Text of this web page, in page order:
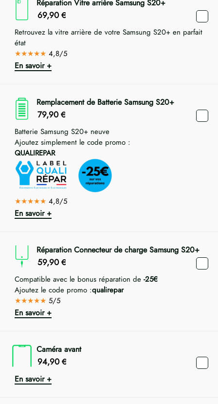
Réparation Vitre arrière Samsung S20+
69,90 €
Retrouvez la vitre arrière de votre Samsung S20+ en parfait
état
★★★★★ 4,8/5
En savoir +
Remplacement de Batterie Samsung S20+
79,90 €
Batterie Samsung S20+ neuve
Ajoutez simplement le code promo :
QUALIREPAR
★★★★★ 4,8/5
En savoir +
Réparation Connecteur de charge Samsung S20+
59,90 €
Compatible avec le bonus réparation de -25€
Ajoutez le code promo :qualirepar
★★★★★ 5/5
En savoir +
Caméra avant
94,90 €
En savoir +